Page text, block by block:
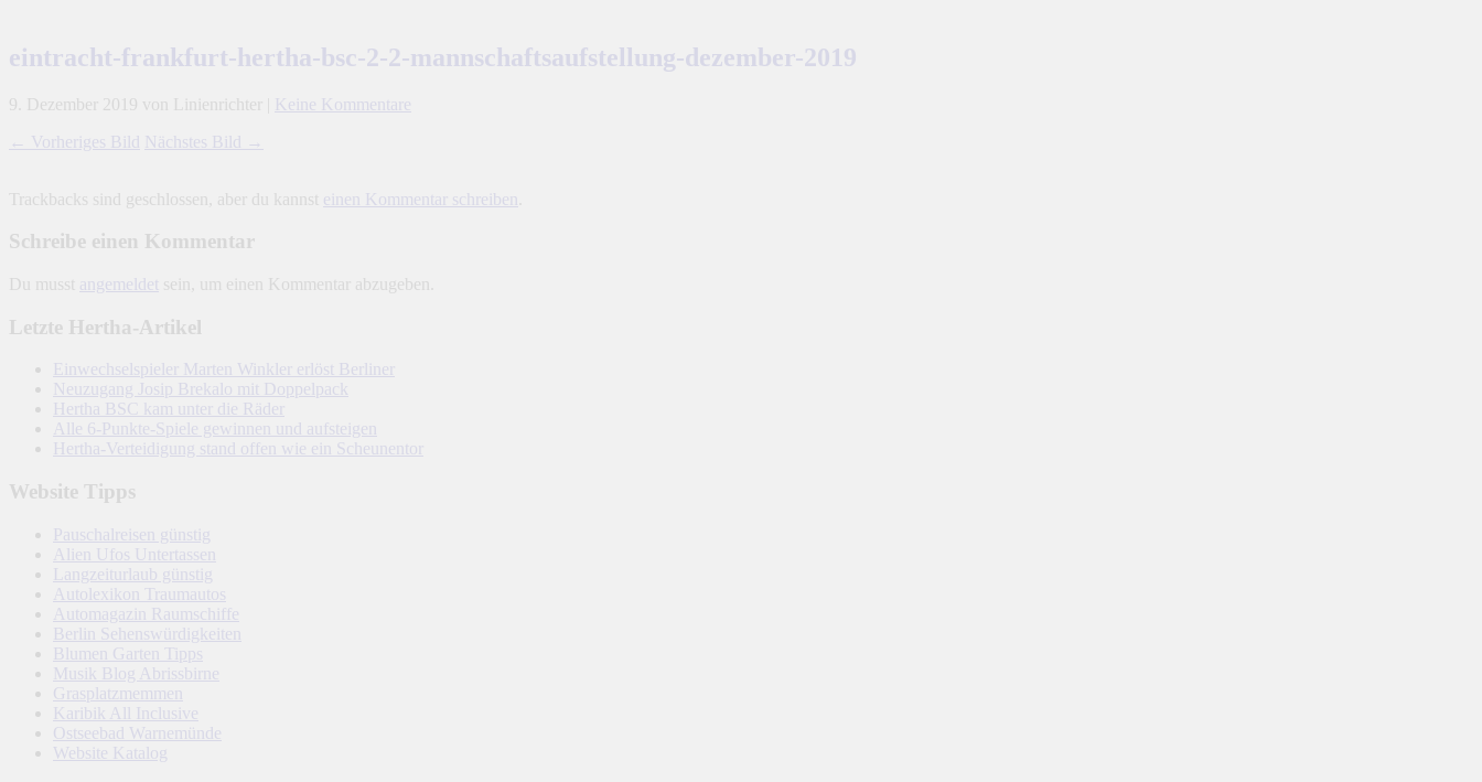
eintracht-frankfurt-hertha-bsc-2-2-mannschaftsaufstellung-dezember-2019
9. Dezember 2019 von Linienrichter
Keine Kommentare
← Vorheriges Bild
Nächstes Bild →
Trackbacks sind geschlossen, aber du kannst einen Kommentar schreiben
Schreibe einen Kommentar
Du musst angemeldet sein, um einen Kommentar abzugeben.
Letzte Hertha-Artikel
Einwechselspieler Marten Winkler erlöst Berliner
Neuzugang Josip Brekalo mit Doppelpack
Hertha BSC kam unter die Räder
Alle 6-Punkte-Spiele gewinnen und aufsteigen
Hertha-Verteidigung stand offen wie ein Scheunentor
Website Tipps
Pauschalreisen günstig
Alien Ufos Untertassen
Langzeiturlaub günstig
Autolexikon Traumautos
Automagazin Raumschiffe
Berlin Sehenswürdigkeiten
Blumen Garten Tipps
Musik Blog Abrissbirne
Grasplatzmemmen
Karibik All Inclusive
Ostseebad Warnemünde
Website Katalog